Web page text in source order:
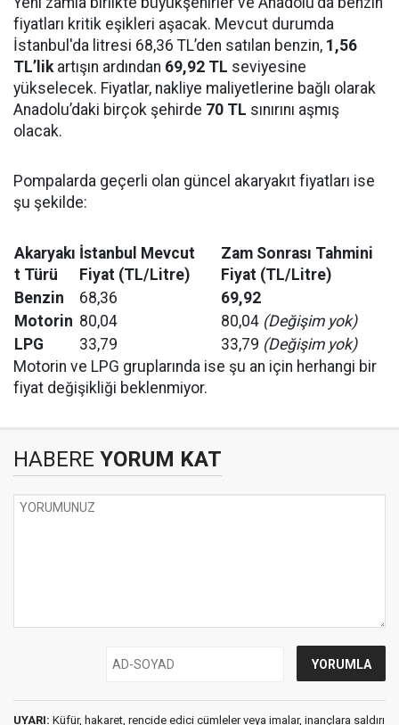
fiyatları kritik eşikleri aşacak. Mevcut durumda
İstanbul'da litresi 68,36 TL’den satılan benzin, 1,56
TL’lik artışın ardından 69,92 TL seviyesine
yükselecek. Fiyatlar, nakliye maliyetlerine bağlı olarak
Anadolu’daki birçok şehirde 70 TL sınırını aşmış
olacak.
Pompalarda geçerli olan güncel akaryakıt fiyatları ise
şu şekilde:
Akaryakı
t Türü
İstanbul Mevcut
Fiyat (TL/Litre)
Zam Sonrası Tahmini
Fiyat (TL/Litre)
Benzin
68,36
69,92
Motorin 80,04 80,04 (Değişim yok)
LPG
33,79 33,79 (Değişim yok)
Motorin ve LPG gruplarında ise şu an için herhangi bir
fiyat değişikliği beklenmiyor.
HABERE YORUM KAT
UYARI: Küfür, hakaret, rencide edici cümleler veya imalar, inançlara saldırı